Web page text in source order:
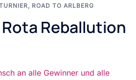
, ROAD TO ARLBERG
Reballution
an alle Gewinner und alle